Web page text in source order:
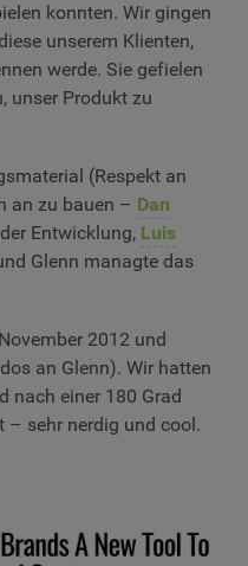
konnten. Wir gingen
unserem Klienten,
werde. Sie gefielen
unser Produkt zu
(Respekt an
an zu bauen – Dan
Entwicklung, Luis
Glenn managte das
2012 und
an Glenn). Wir hatten
nach einer 180 Grad
– sehr nerdig und cool.